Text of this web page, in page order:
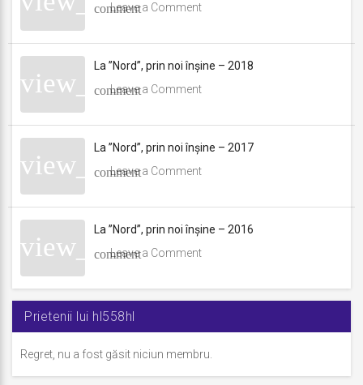
Leave a Comment
La ”Nord”, prin noi înșine – 2018
Leave a Comment
La ”Nord”, prin noi înșine – 2017
Leave a Comment
La ”Nord”, prin noi înșine – 2016
Leave a Comment
Prietenii lui hl558hl
Regret, nu a fost găsit niciun membru.